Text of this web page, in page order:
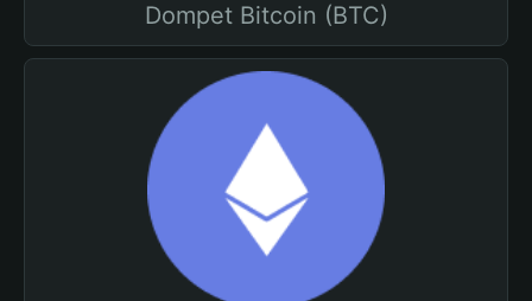
Dompet Bitcoin (BTC)